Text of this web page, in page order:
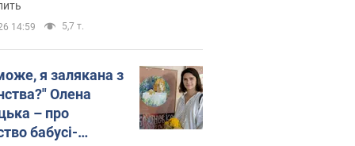
14:59 5,7 т.
я залякана з
Олена
– про
бабусі-